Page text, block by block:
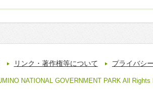
リンク・著作権等について プライバシ
NATIONAL GOVERNMENT PARK All Rights